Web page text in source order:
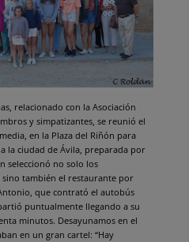
relacionado con la Asociación
y simpatizantes, se reunió el
en la Plaza del Riñón para
la ciudad de Ávila, preparada por
seleccionó no solo los
también el restaurante por
que contrató el autobús
puntualmente llegando a su
minutos. Desayunamos en el
en un gran cartel: “Hay